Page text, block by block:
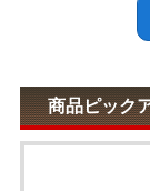
商品ピック